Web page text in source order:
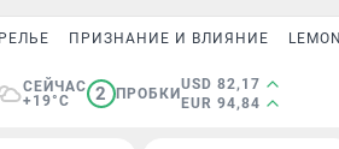
ПРИЗНАНИЕ И ВЛИЯНИЕ
СЕЙЧАС
+19°C
2 ПРОБКИ
USD 82,17
EUR 94,84